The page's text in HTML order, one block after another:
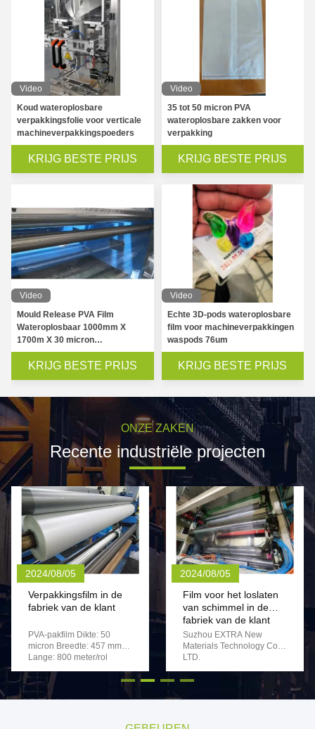
Video
Koud wateroplosbare
verpakkingsfolie voor verticale
machineverpakkingspoeders
KRIJG BESTE PRIJS
Video
35 tot 50 micron PVA
wateroplosbare zakken voor
verpakking
KRIJG BESTE PRIJS
Video
Mould Release PVA Film
Wateroplosbaar 1000mm X
1700m X 30 micron
Transparante
KRIJG BESTE PRIJS
Video
Echte 3D-pods wateroplosbare
film voor machineverpakkingen
waspods 76um
KRIJG BESTE PRIJS
ONZE ZAKEN
Recente industriële projecten
2024/08/05
Verpakkingsfilm in de
fabriek van de klant
PVA-pakfilm Dikte: 50
micron Breedte: 457 mm
2024/08/05
Film voor het loslaten
van schimmel in de
fabriek van de klant
Suzhou EXTRA New
Materials Technology Co.,
LTD.
2024/5/25 Filmtype:
schimmelvrijstelling van
Beschrijving van de film: